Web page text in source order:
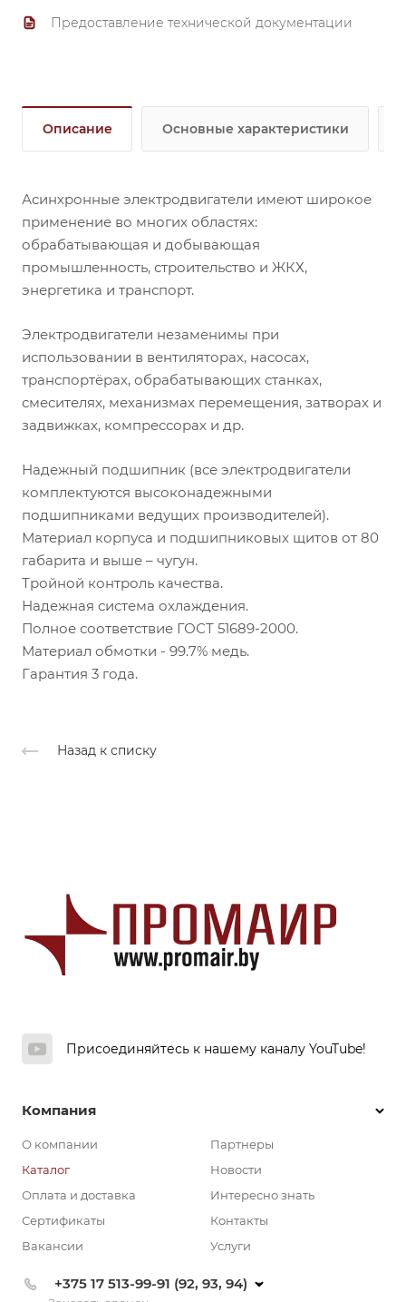
Материал обмотки - 99.7% медь.
Предоставление технической документации
Описание Основные характеристики
Асинхронные электродвигатели имеют широкое
применение во многих областях:
обрабатывающая и добывающая
промышленность, строительство и ЖКХ,
энергетика и транспорт.
Электродвигатели незаменимы при
использовании в вентиляторах, насосах,
транспортёрах, обрабатывающих станках,
смесителях, механизмах перемещения, затворах и
задвижках, компрессорах и др.
Надежный подшипник (все электродвигатели
комплектуются высоконадежными
подшипниками ведущих производителей).
Материал корпуса и подшипниковых щитов от 80
габарита и выше – чугун.
Тройной контроль качества.
Надежная система охлаждения.
Полное соответствие ГОСТ 51689-2000.
Материал обмотки - 99.7% медь.
Гарантия 3 года.
Назад к списку
Присоединяйтесь к нашему каналу YouTube!
Компания
О компании
Каталог
Оплата и доставка
Сертификаты
Вакансии
Партнеры
Новости
Интересно знать
Контакты
Услуги
+375 17 513-99-91 (92, 93, 94)